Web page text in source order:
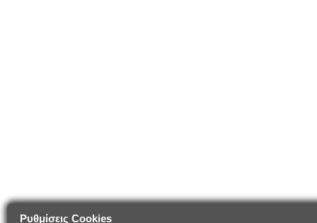
Ρυθμίσεις Cookies